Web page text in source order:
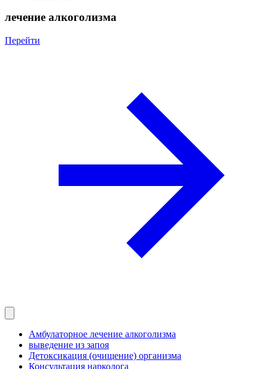
лечение алкоголизма
Перейти
Амбулаторное лечение алкоголизма
выведение из запоя
Детоксикация (очищение) организма
Консультация нарколога